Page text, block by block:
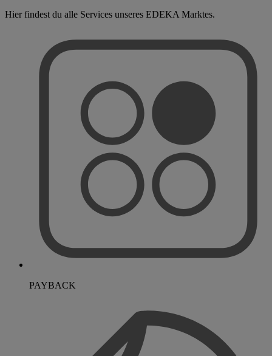
Hier findest du alle Services unseres EDEKA Marktes.
PAYBACK